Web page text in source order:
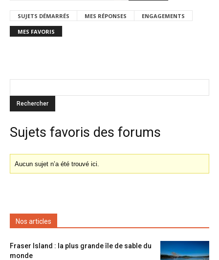
SUJETS DÉMARRÉS MES RÉPONSES ENGAGEMENTS
MES FAVORIS
Sujets favoris des forums
Aucun sujet n’a été trouvé ici.
Nos articles
Fraser Island : la plus grande île de sable du
monde